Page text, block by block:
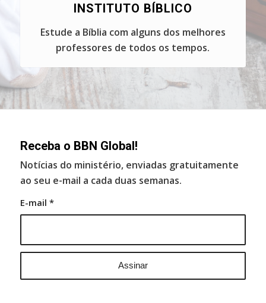
INSTITUTO BÍBLICO
Estude a Bíblia com alguns dos melhores
professores de todos os tempos.
Receba o BBN Global!
Notícias do ministério, enviadas gratuitamente
ao seu e-mail a cada duas semanas.
E-mail *